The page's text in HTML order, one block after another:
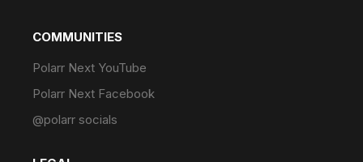
COMMUNITIES
Polarr Next YouTube
Polarr Next Facebook
@polarr socials